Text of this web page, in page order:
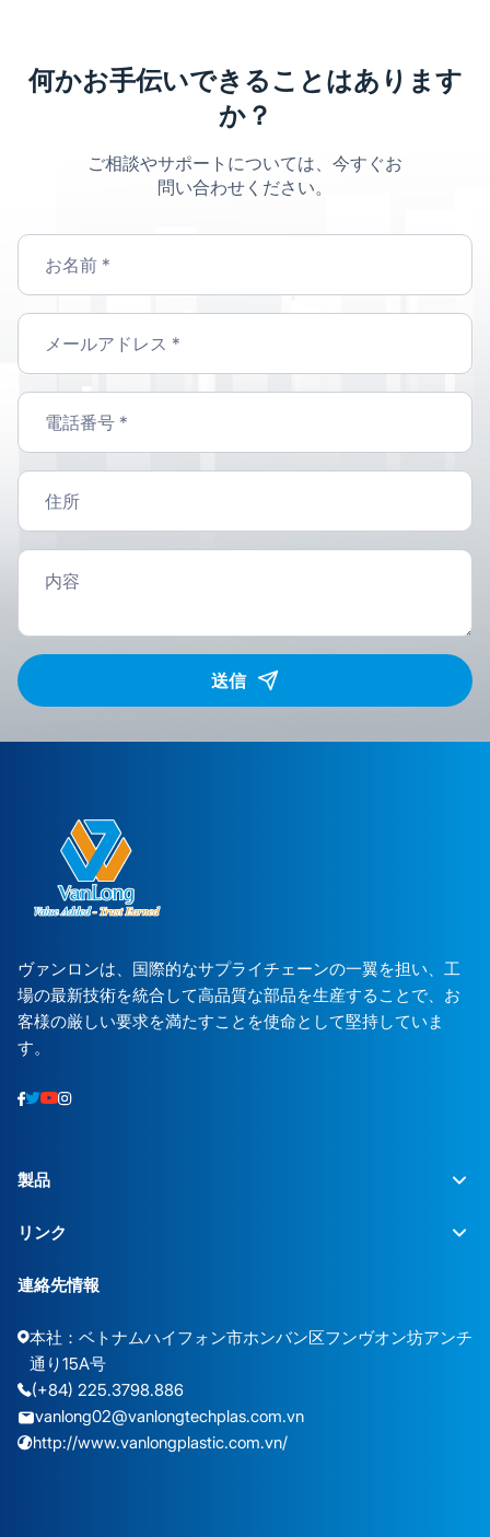
何かお手伝いできることはあります
か？
ご相談やサポートについては、今すぐお
問い合わせください。
送信
ヴァンロンは、国際的なサプライチェーンの一翼を担い、工
場の最新技術を統合して高品質な部品を生産することで、お
客様の厳しい要求を満たすことを使命として堅持していま
す。
製品
リンク
連絡先情報
本社：ベトナムハイフォン市ホンバン区フンヴオン坊アンチ
通り15A号
(+84) 225.3798.886
vanlong02@vanlongtechplas.com.vn
http://www.vanlongplastic.com.vn/